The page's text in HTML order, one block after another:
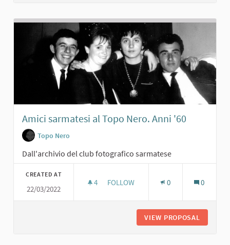
Amici sarmatesi al Topo Nero. Anni '60
Topo Nero
Dall'archivio del club fotografico sarmatese
CREATED AT
22/03/2022
4 4 FOLLOWERS
FOLLOW 0 0
VIEW PROPOSAL